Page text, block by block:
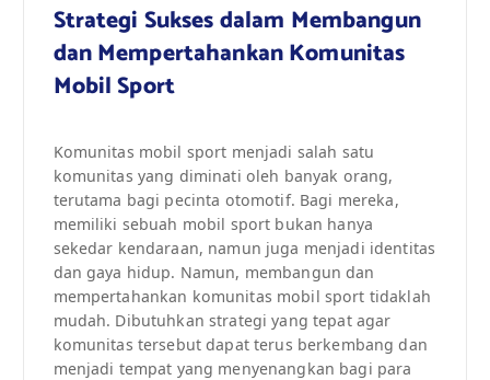
Strategi Sukses dalam Membangun
dan Mempertahankan Komunitas
Mobil Sport
Komunitas mobil sport menjadi salah satu
komunitas yang diminati oleh banyak orang,
terutama bagi pecinta otomotif. Bagi mereka,
memiliki sebuah mobil sport bukan hanya
sekedar kendaraan, namun juga menjadi identitas
dan gaya hidup. Namun, membangun dan
mempertahankan komunitas mobil sport tidaklah
mudah. Dibutuhkan strategi yang tepat agar
komunitas tersebut dapat terus berkembang dan
menjadi tempat yang menyenangkan bagi para